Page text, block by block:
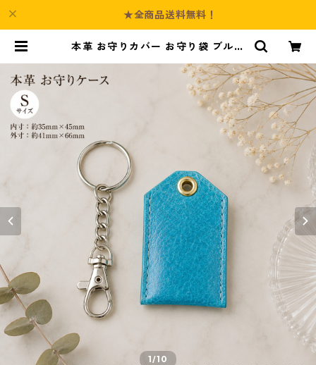
★全商品送料無料！
本革 お守りカバー お守り袋 ブルー
ハンドメイド 経年変化 ギフト | Cul
1/10